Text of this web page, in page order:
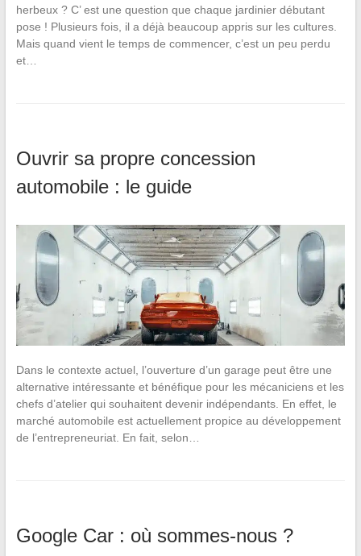
herbeux ? C’ est une question que chaque jardinier débutant
pose ! Plusieurs fois, il a déjà beaucoup appris sur les cultures.
Mais quand vient le temps de commencer, c’est un peu perdu
et…
Ouvrir sa propre concession
automobile : le guide
Dans le contexte actuel, l’ouverture d’un garage peut être une
alternative intéressante et bénéfique pour les mécaniciens et les
chefs d’atelier qui souhaitent devenir indépendants. En effet, le
marché automobile est actuellement propice au développement
de l’entrepreneuriat. En fait, selon…
Google Car : où sommes-nous ?